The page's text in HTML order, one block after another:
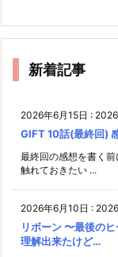
新着記事
2026年6月15日 :
GIFT 10話(最終回)
最終回の感想を書く
触れておきたい ...
2026年6月10日 :
リボーン 〜最後の
理解出来たけど…